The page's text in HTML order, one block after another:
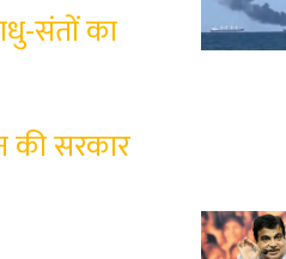
संतों का
की सरकार